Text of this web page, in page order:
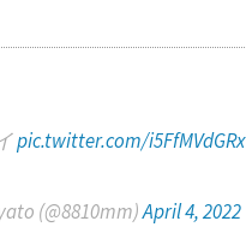
pic.twitter.com/i5FfMVdGRx
(@8810mm)April 4, 2022